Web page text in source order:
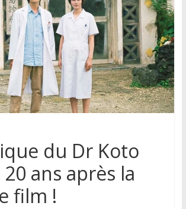
du Dr Koto
20 ans après la
film !